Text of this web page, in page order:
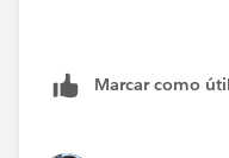
Marcar como útil